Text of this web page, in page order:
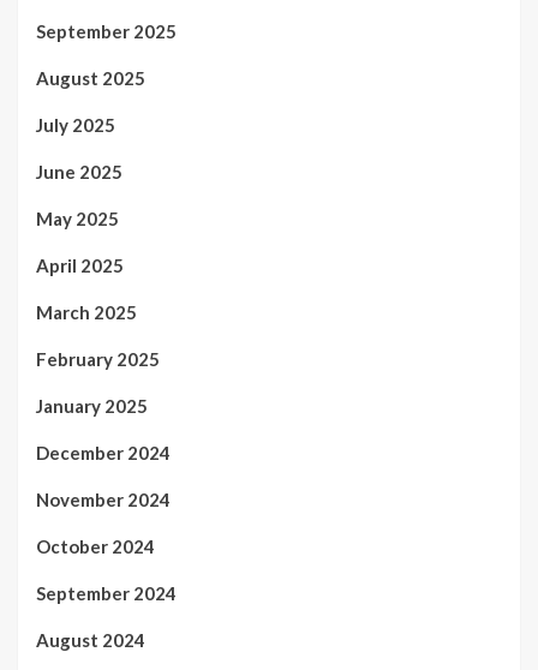
September 2025
August 2025
July 2025
June 2025
May 2025
April 2025
March 2025
February 2025
January 2025
December 2024
November 2024
October 2024
September 2024
August 2024